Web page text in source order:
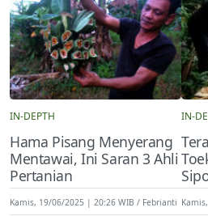
IN-DEPTH
Hama Pisang Menyerang
Mentawai, Ini Saran 3 Ahli
Pertanian
Kamis, 19/06/2025 | 20:26 WIB Febrianti
IN-